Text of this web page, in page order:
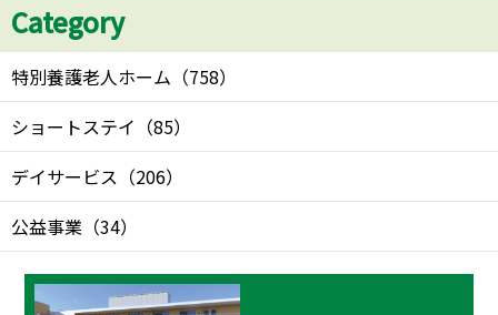
Category
特別養護老人ホーム （758）
ショートステイ （85）
デイサービス （206）
公益事業 （34）